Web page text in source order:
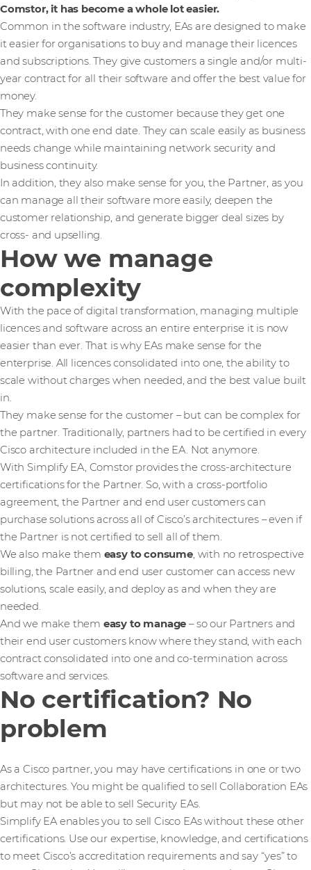
Comstor, it has become a whole lot easier.
Common in the software industry, EAs are designed to make
it easier for organisations to buy and manage their licences
and subscriptions. They give customers a single and/or multi-
year contract for all their software and offer the best value for
money.
They make sense for the customer because they get one
contract, with one end date. They can scale easily as business
needs change while maintaining network security and
business continuity.
In addition, they also make sense for you, the Partner, as you
can manage all their software more easily, deepen the
customer relationship, and generate bigger deal sizes by
cross- and upselling.
How we manage
complexity
With the pace of digital transformation, managing multiple
licences and software across an entire enterprise it is now
easier than ever. That is why EAs make sense for the
enterprise. All licences consolidated into one, the ability to
scale without charges when needed, and the best value built
in.
They make sense for the customer – but can be complex for
the partner. Traditionally, partners had to be certified in every
Cisco architecture included in the EA. Not anymore.
With Simplify EA, Comstor provides the cross-architecture
certifications for the Partner. So, with a cross-portfolio
agreement, the Partner and end user customers can
purchase solutions across all of Cisco’s architectures – even if
the Partner is not certified to sell all of them.
We also make them easy to consume, with no retrospective
billing, the Partner and end user customer can access new
solutions, scale easily, and deploy as and when they are
needed.
And we make them easy to manage – so our Partners and
their end user customers know where they stand, with each
contract consolidated into one and co-termination across
software and services.
No certification? No
problem
As a Cisco partner, you may have certifications in one or two
architectures. You might be qualified to sell Collaboration EAs
but may not be able to sell Security EAs.
Simplify EA enables you to sell Cisco EAs without these other
certifications. Use our expertise, knowledge, and certifications
to meet Cisco’s accreditation requirements and say “yes” to